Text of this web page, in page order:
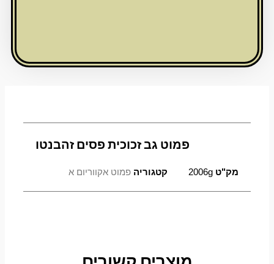
פמוט גב זכוכית פסים זהבנטו
מק"ט2006g קטגוריה פמוט אקווריום א